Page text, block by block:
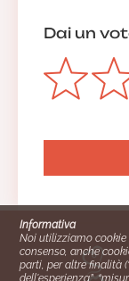
Dai un
Informativa
Noi utilizziamo
consenso, anche
parti, per altre finalità
dell'esperienza”,